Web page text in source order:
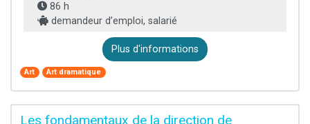
86 h
demandeur d’emploi, salarié
Plus d'informations
Art Art dramatique
Les fondamentaux de la direction de